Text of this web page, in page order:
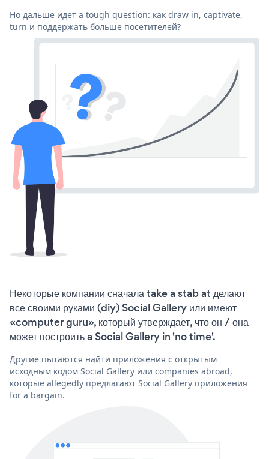
Но дальше идет a tough question: как draw in, captivate,
turn и поддержать больше посетителей?
Некоторые компании сначала take a stab at делают
все своими руками (diy) Social Gallery или имеют
«computer guru», который утверждает, что он / она
может построить a Social Gallery in 'no time'.
Другие пытаются найти приложения с открытым
исходным кодом Social Gallery или companies abroad,
которые allegedly предлагают Social Gallery приложения
for a bargain.